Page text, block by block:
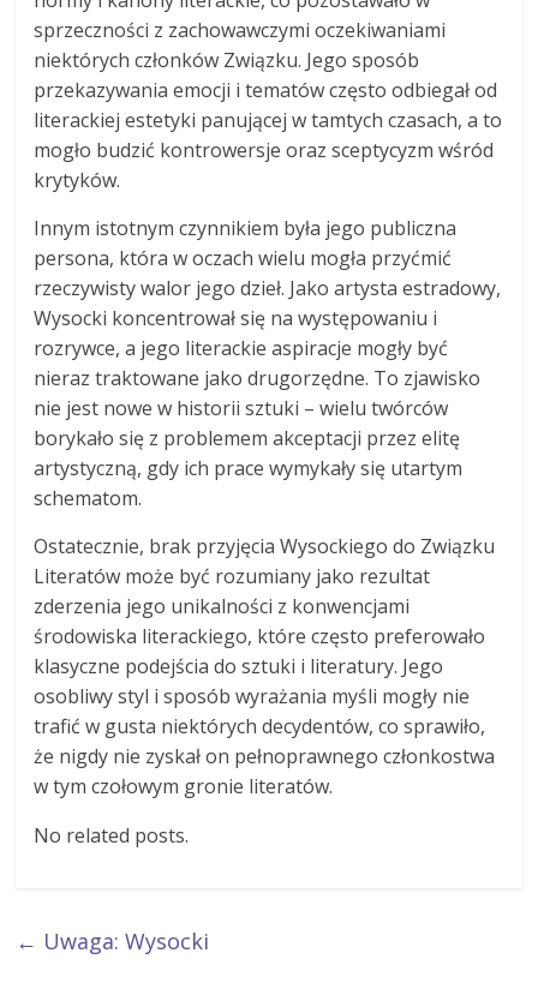
sprzeczności z zachowawczymi oczekiwaniami
niektórych członków Związku. Jego sposób
przekazywania emocji i tematów często odbiegał od
literackiej estetyki panującej w tamtych czasach, a to
mogło budzić kontrowersje oraz sceptycyzm wśród
krytyków.
Innym istotnym czynnikiem była jego publiczna
persona, która w oczach wielu mogła przyćmić
rzeczywisty walor jego dzieł. Jako artysta estradowy,
Wysocki koncentrował się na występowaniu i
rozrywce, a jego literackie aspiracje mogły być
nieraz traktowane jako drugorzędne. To zjawisko
nie jest nowe w historii sztuki – wielu twórców
borykało się z problemem akceptacji przez elitę
artystyczną, gdy ich prace wymykały się utartym
schematom.
Ostatecznie, brak przyjęcia Wysockiego do Związku
Literatów może być rozumiany jako rezultat
zderzenia jego unikalności z konwencjami
środowiska literackiego, które często preferowało
klasyczne podejścia do sztuki i literatury. Jego
osobliwy styl i sposób wyrażania myśli mogły nie
trafić w gusta niektórych decydentów, co sprawiło,
że nigdy nie zyskał on pełnoprawnego członkostwa
w tym czołowym gronie literatów.
No related posts.
← Uwaga: Wysocki